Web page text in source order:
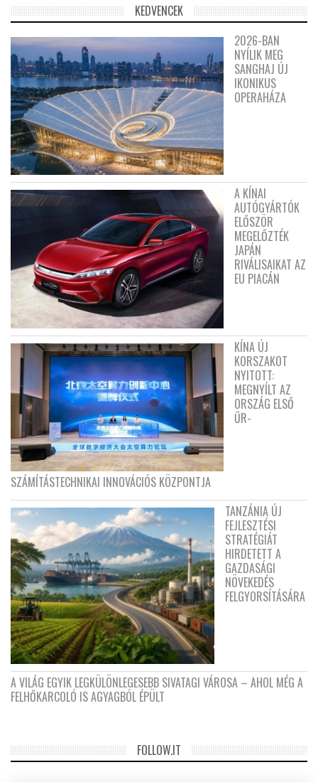
KEDVENCEK
2026-BAN
NYÍLIK MEG
SANGHAJ ÚJ
IKONIKUS
OPERAHÁZA
A KÍNAI
AUTÓGYÁRTÓK
ELŐSZÖR
MEGELŐZTÉK
JAPÁN
RIVÁLISAIKAT AZ
EU PIACÁN
KÍNA ÚJ
KORSZAKOT
NYITOTT:
MEGNYÍLT AZ
ORSZÁG ELSŐ
ŰR-
SZÁMÍTÁSTECHNIKAI INNOVÁCIÓS KÖZPONTJA
TANZÁNIA ÚJ
FEJLESZTÉSI
STRATÉGIÁT
HIRDETETT A
GAZDASÁGI
NÖVEKEDÉS
FELGYORSÍTÁSÁRA
A VILÁG EGYIK LEGKÜLÖNLEGESEBB SIVATAGI VÁROSA – AHOL MÉG A
FELHŐKARCOLÓ IS AGYAGBÓL ÉPÜLT
FOLLOW.IT